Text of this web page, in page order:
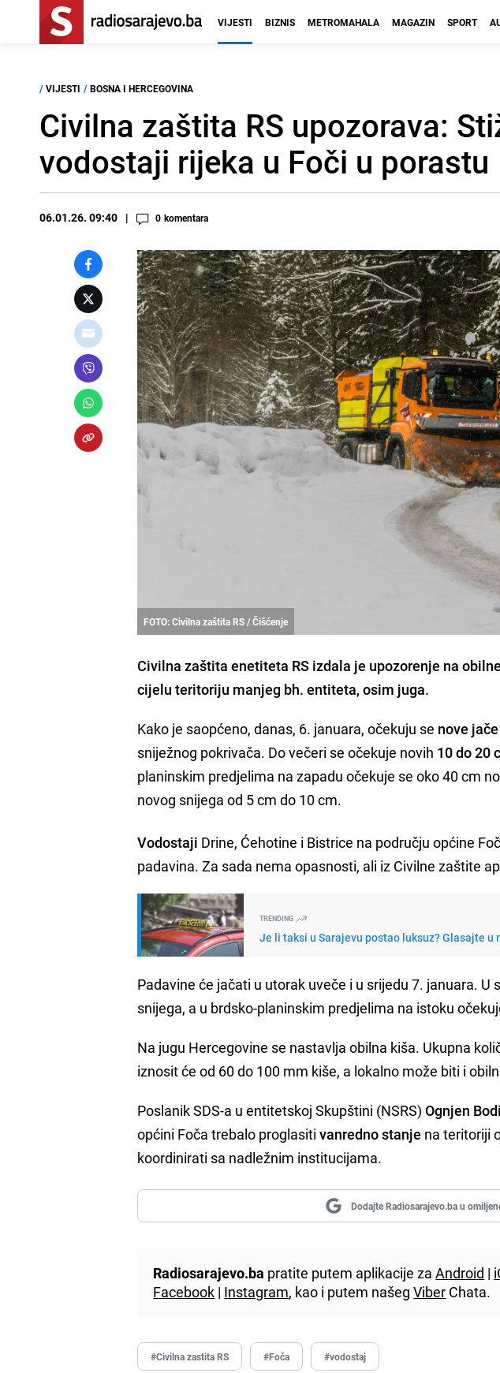
VIJESTI BIZNIS METROMAHALA MAGAZIN SPORT
/ VIJESTI / BOSNA I HERCEGOVINA
Civilna zaštita RS upozorava:
vodostaji rijeka u Foči u porastu
06.01.26. 09:40 0 komentara
FOTO: Civilna zaštita RS / Čišćenje
Civilna zaštita enetiteta RS izdala je upozorenje na
cijelu teritoriju manjeg bh. entiteta, osim juga.
Kako je saopćeno, danas, 6. januara, očekuju se nove
sniježnog pokrivača. Do večeri se očekuje novih 10 do 20
planinskim predjelima na zapadu očekuje se oko 40 cm
novog snijega od 5 cm do 10 cm.
Vodostaji Drine, Ćehotine i Bistrice na području općine
padavina. Za sada nema opasnosti, ali iz Civilne zaštite
TRENDING
Je li taksi u Sarajevu postao luksuz? Glasajte u
Padavine će jačati u utorak uveče i u srijedu 7. januara.
snijega, a u brdsko-planinskim predjelima na istoku
Na jugu Hercegovine se nastavlja obilna kiša. Ukupna
iznosit će od 60 do 100 mm kiše, a lokalno može biti i
Poslanik SDS-a u entitetskoj Skupštini (NSRS)Ognjen
općini Foča trebalo proglasitivanredno stanje na teritoriji
koordinirati sa nadležnim institucijama.
Dodajte Radiosarajevo.ba u
Radiosarajevo.ba pratite putem aplikacije zaAndroid |
Facebook | Instagram, kao i putem našegViber Chata.
#Civilna zastita RS #Foča #vodostaj